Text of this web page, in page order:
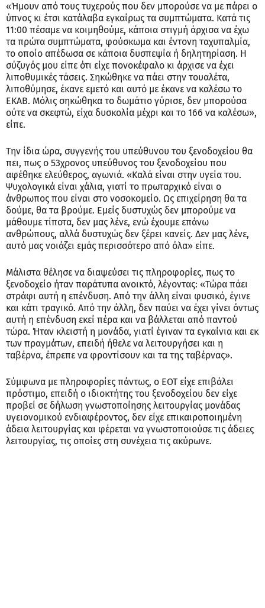
«Ήμουν από τους τυχερούς που δεν μπορούσε να με πάρει ο
ύπνος κι έτσι κατάλαβα εγκαίρως τα συμπτώματα. Κατά τις
11:00 πέσαμε να κοιμηθούμε, κάποια στιγμή άρχισα να έχω
τα πρώτα συμπτώματα, φούσκωμα και έντονη ταχυπαλμία,
το οποίο απέδωσα σε κάποια δυσπεψία ή δηλητηρίαση. Η
σύζυγός μου είπε ότι είχε πονοκέφαλο κι άρχισε να έχει
λιποθυμικές τάσεις. Σηκώθηκε να πάει στην τουαλέτα,
λιποθύμησε, έκανε εμετό και αυτό με έκανε να καλέσω το
ΕΚΑΒ. Μόλις σηκώθηκα το δωμάτιο γύρισε, δεν μπορούσα
ούτε να σκεφτώ, είχα δυσκολία μέχρι και το 166 να καλέσω»,
είπε.
Την ίδια ώρα, συγγενής του υπεύθυνου του ξενοδοχείου θα
πει, πως ο 53χρονος υπεύθυνος του ξενοδοχείου που
αφέθηκε ελεύθερος, αγωνιά. «Καλά είναι στην υγεία του.
Ψυχολογικά είναι χάλια, γιατί το πρωταρχικό είναι ο
άνθρωπος που είναι στο νοσοκομείο. Ως επιχείρηση θα τα
δούμε, θα τα βρούμε. Εμείς δυστυχώς δεν μπορούμε να
μάθουμε τίποτα, δεν μας λένε, ενώ έχουμε επάνω
ανθρώπους, αλλά δυστυχώς δεν ξέρει κανείς. Δεν μας λένε,
αυτό μας νοιάζει εμάς περισσότερο από όλα» είπε.
Μάλιστα θέλησε να διαψεύσει τις πληροφορίες, πως το
ξενοδοχείο ήταν παράτυπα ανοικτό, λέγοντας: «Τώρα πάει
στράφι αυτή η επένδυση. Από την άλλη είναι φυσικό, έγινε
και κάτι τραγικό. Από την άλλη, δεν παύει να έχει γίνει όντως
αυτή η επένδυση εκεί πέρα και να βάλλεται από παντού
τώρα. Ήταν κλειστή η μονάδα, γιατί έγιναν τα εγκαίνια και εκ
των πραγμάτων, επειδή ήθελε να λειτουργήσει και η
ταβέρνα, έπρεπε να φροντίσουν και τα της ταβέρνας».
Σύμφωνα με πληροφορίες πάντως, ο ΕΟΤ είχε επιβάλει
πρόστιμο, επειδή ο ιδιοκτήτης του ξενοδοχείου δεν είχε
προβεί σε δήλωση γνωστοποίησης λειτουργίας μονάδας
υγειονομικού ενδιαφέροντος, δεν είχε επικαιροποιημένη
άδεια λειτουργίας και φέρεται να γνωστοποιούσε τις άδειες
λειτουργίας, τις οποίες στη συνέχεια τις ακύρωνε.